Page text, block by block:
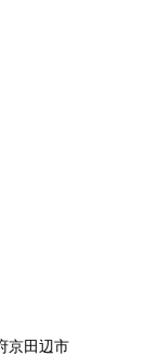
京田辺市